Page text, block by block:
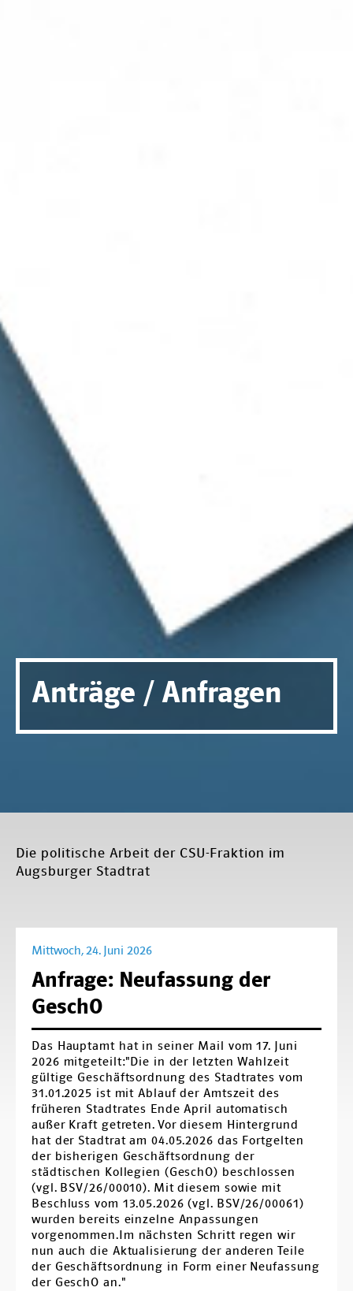
Anträge / Anfragen
Die politische Arbeit der CSU-Fraktion im
Augsburger Stadtrat
Mittwoch, 24. Juni 2026
Anfrage: Neufassung der
GeschO
Das Hauptamt hat in seiner Mail vom 17. Juni
2026 mitgeteilt:"Die in der letzten Wahlzeit
gültige Geschäftsordnung des Stadtrates vom
31.01.2025 ist mit Ablauf der Amtszeit des
früheren Stadtrates Ende April automatisch
außer Kraft getreten. Vor diesem Hintergrund
hat der Stadtrat am 04.05.2026 das Fortgelten
der bisherigen Geschäftsordnung der
städtischen Kollegien (GeschO) beschlossen
(vgl. BSV/26/00010). Mit diesem sowie mit
Beschluss vom 13.05.2026 (vgl. BSV/26/00061)
wurden bereits einzelne Anpassungen
vorgenommen.Im nächsten Schritt regen wir
nun auch die Aktualisierung der anderen Teile
der Geschäftsordnung in Form einer Neufassung
der GeschO an."